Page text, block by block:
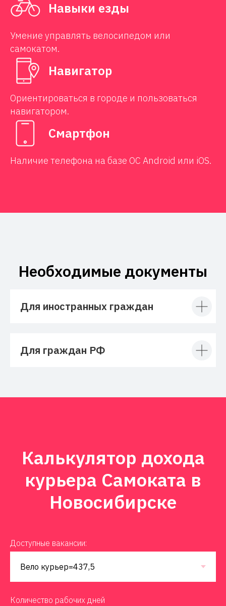
Навыки езды
Умение управлять велосипедом или
самокатом.
Навигатор
Ориентироваться в городе и пользоваться
навигатором.
Смартфон
Наличие телефона на базе ОС Android или iOS.
Необходимые документы
Для иностранных граждан
Для граждан РФ
Калькулятор дохода
курьера Самоката в
Новосибирске
Доступные вакансии:
Количество рабочих дней